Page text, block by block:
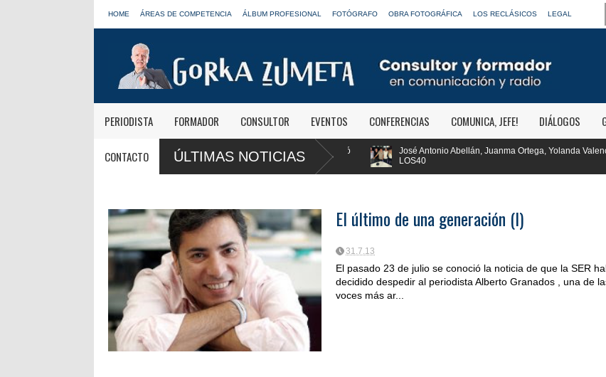
HOME ÁREAS DE COMPETENCIA ÁLBUM PROFESIONAL FOTÓGRAFO OBRA FOTOGRÁFICA LOS RECLÁSICOS LEGAL
PERIODISTA FORMADOR CONSULTOR EVENTOS CONFERENCIAS COMUNICA, JEFE! DIÁLOGOS
CONTACTO ÚLTIMAS NOTICIAS
informativas de Onda Cero: "El viaje mereció
José Antonio Abellán, Juanma Ortega, Yolanda Valencia y Frank Blanco regresan a
LOS40
El último de una generación (I)
31.7.13
El pasado 23 de julio se conoció la noticia de que la SER
decidido despedir al periodista Alberto Granados , una de
voces más ar...